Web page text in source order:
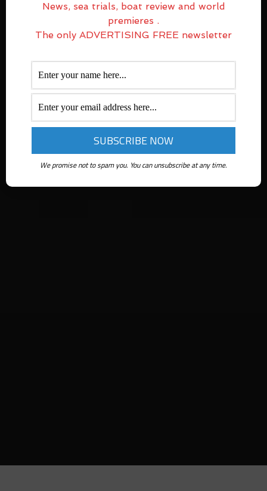
News, sea trials, boat review and world
premieres .
The only ADVERTISING FREE newsletter
We promise not to spam you. You can unsubscribe at any time.